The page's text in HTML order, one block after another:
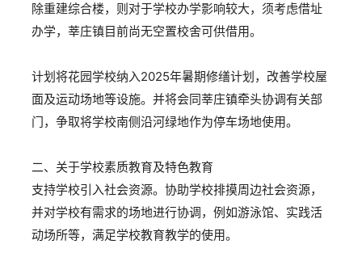
除重建综合楼，则对于学校办学影响较大，须考虑借址
办学，莘庄镇目前尚无空置校舍可供借用。
计划将花园学校纳入2025年暑期修缮计划，改善学校屋
面及运动场地等设施。并将会同莘庄镇牵头协调有关部
门，争取将学校南侧沿河绿地作为停车场地使用。
二、关于学校素质教育及特色教育
支持学校引入社会资源。协助学校排摸周边社会资源，
并对学校有需求的场地进行协调，例如游泳馆、实践活
动场所等，满足学校教育教学的使用。